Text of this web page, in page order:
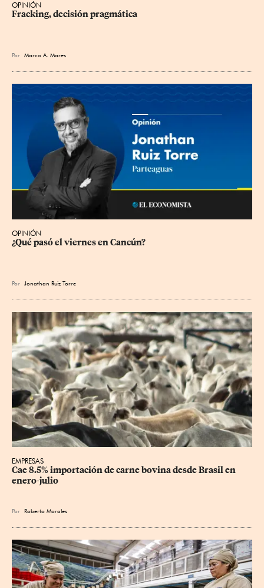
OPINIÓN
Fracking, decisión pragmática
Por Marco A. Mares
OPINIÓN
¿Qué pasó el viernes en Cancún?
Por Jonathan Ruiz Torre
EMPRESAS
Cae 8.5% importación de carne bovina desde Brasil en
enero-julio
Por Roberto Morales